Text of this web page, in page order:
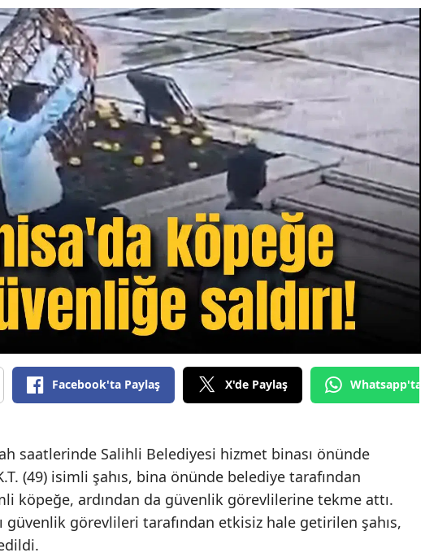
Facebook'ta Paylaş X'de Paylaş
saatlerinde Salihli Belediyesi hizmet binası önünde
(49) isimli şahıs, bina önünde belediye tarafından
köpeğe, ardından da güvenlik görevlilerine tekme attı.
güvenlik görevlileri tarafından etkisiz hale getirilen şahıs,